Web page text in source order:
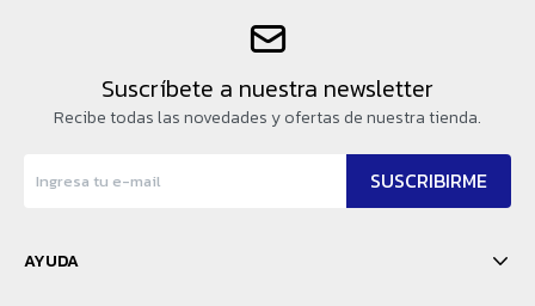
Suscríbete a nuestra newsletter
Recibe todas las novedades y ofertas de nuestra tienda.
SUSCRIBIRME
AYUDA